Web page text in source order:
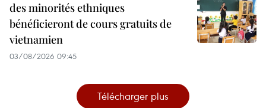
des minorités ethniques
bénéficieront de cours gratuits de
vietnamien
03/08/2026 09:45
Télécharger plus